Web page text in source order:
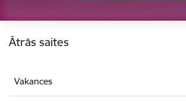
Ātrās saites
Vakances